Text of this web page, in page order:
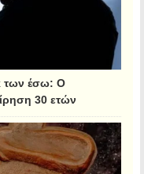
των έσω: Ο
30 ετών